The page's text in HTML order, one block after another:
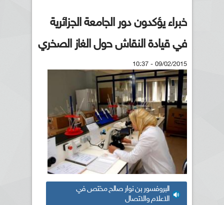
خبراء يؤكدون دور الجامعة الجزائرية
في قيادة النقاش حول الغاز الصخري
09/02/2015 - 10:37
البروفسور بن نوار صالح مختص في
الاعلام والاتصال